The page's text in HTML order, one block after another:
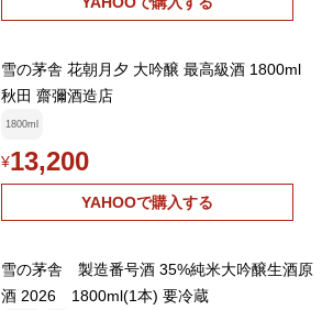
雪の茅舎 花朝月夕 大吟醸 最高級酒 1800ml
秋田 齋彌酒造店
1800ml
¥13,200
YAHOOで購入する
雪の茅舎 製造番号酒 35%純米大吟醸生酒原
酒 2026 1800ml(1本) 要冷蔵